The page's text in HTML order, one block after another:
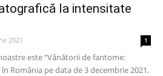
la intensitate
2021 1
este “Vânătorii de fantome:
România pe data de 3 decembrie 2021.